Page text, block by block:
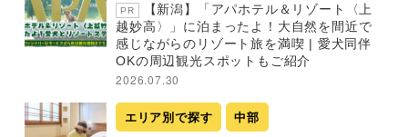
PR
【新潟】「アパホテル＆リゾート〈上
越妙高〉」に泊まったよ！大自然を間近で
感じながらのリゾート旅を満喫 | 愛犬同伴
OKの周辺観光スポットもご紹介
2026.07.30
エリア別で探す 中部